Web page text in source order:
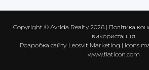
Copyright © Avrida Realty 2026 | Політика
використання
Розробка сайту Leosvit Marketing | Icons
www.flaticon.com